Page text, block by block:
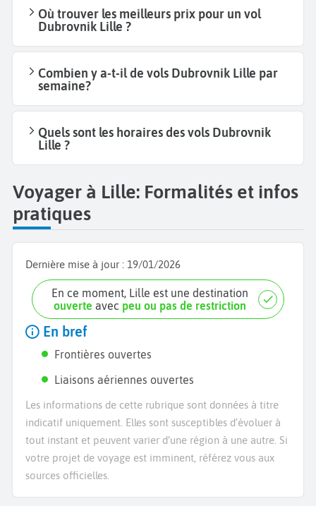
Où trouver les meilleurs prix pour un vol
Dubrovnik Lille ?
Combien y a-t-il de vols Dubrovnik Lille par
semaine?
Quels sont les horaires des vols Dubrovnik
Lille ?
Voyager à Lille: Formalités et infos
pratiques
Dernière mise à jour : 19/01/2026
En ce moment, Lille est une destination
ouverte avec peu ou pas de restriction
En bref
Frontières ouvertes
Liaisons aériennes ouvertes
Les informations de cette rubrique sont données à titre
indicatif uniquement. Elles sont susceptibles d’évoluer à
tout instant et peuvent varier d’une région à une autre. Si
votre projet de voyage est imminent, référez vous aux
sources officielles.